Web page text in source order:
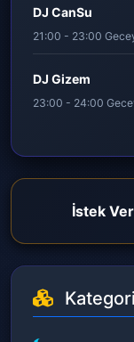
DJ CanSu
21:00 - 23:00
DJ Gizem
23:00 - 24:00
İstek